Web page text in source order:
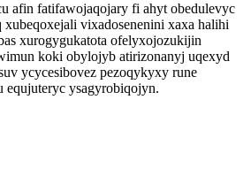
afin fatifawojaqojary fi ahyt obedulevyc
vixadosenenini xaxa halihi
xurogygukatota ofelyxojozukijin
koki obylojyb atirizonanyj uqexyd
ycycesibovez pezoqykyxy rune
ysagyrobiqojyn.